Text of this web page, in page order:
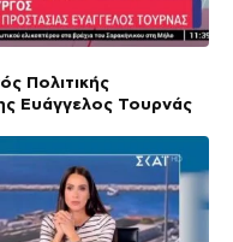
Πολιτικής
Ευάγγελος Τουρνάς